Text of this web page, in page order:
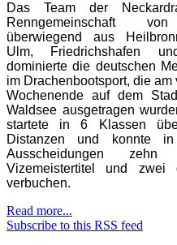
Das Team der
Renngemeinschaft
überwiegend aus
Ulm, Friedrichshafen
dominierte die deutschen
im Drachenbootsport, die am
Wochenende auf dem
Waldsee ausgetragen
startete in 6 Klassen
Distanzen und konnte
Ausscheidungen
Vizemeistertitel und zwei
verbuchen.
Read more...
Subscribe to this RSS feed